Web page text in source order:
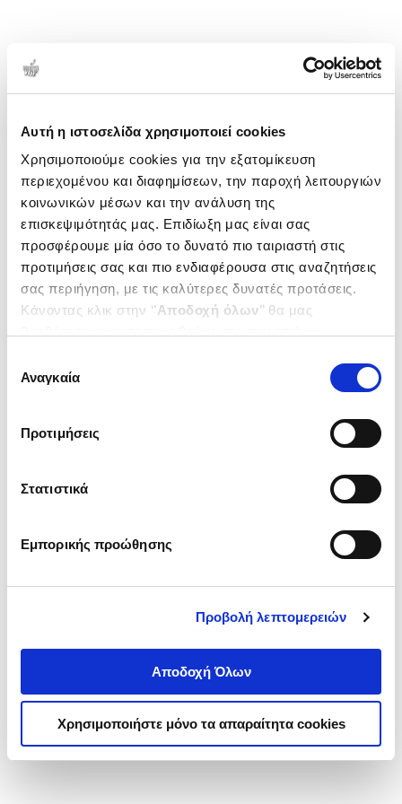
Αυτή η ιστοσελίδα χρησιμοποιεί cookies
Χρησιμοποιούμε cookies για την εξατομίκευση
περιεχομένου και διαφημίσεων, την παροχή λειτουργιών
κοινωνικών μέσων και την ανάλυση της
επισκεψιμότητάς μας. Επιδίωξη μας είναι σας
προσφέρουμε μία όσο το δυνατό πιο ταιριαστή στις
προτιμήσεις σας και πιο ενδιαφέρουσα στις αναζητήσεις
σας περιήγηση, με τις καλύτερες δυνατές προτάσεις.
Κάνοντας κλικ στην ‘’Αποδοχή όλων’’ θα μας
ενδιαφέρουν και να επιλέξετε από τα παρακάτω με την
΄΄και να ενημερωθείτε σχετικά με
συγκατάθεσης
Αναγκαία
Προτιμήσεις
Στατιστικά
Εμπορικής προώθησης
Προβολή λεπτομερειών
Αποδοχή Όλων
Χρησιμοποιήστε μόνο τα απαραίτητα cookies